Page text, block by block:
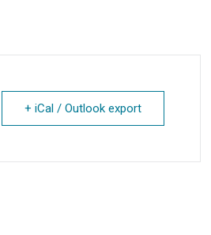
+ iCal / Outlook export